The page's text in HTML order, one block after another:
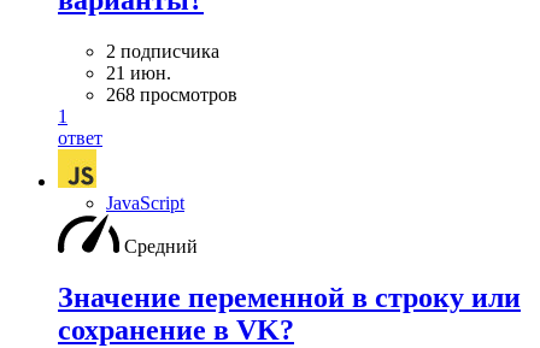
2 подписчика
21 июн.
268 просмотров
1
ответ
JavaScript
Средний
Значение переменной в строку или
сохранение в VK?